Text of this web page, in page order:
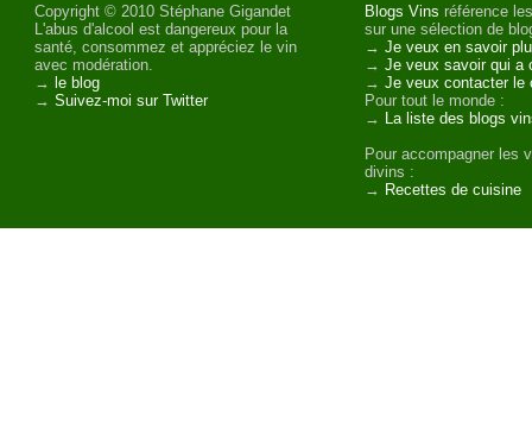
Copyright © 2010 Stéphane Gigandet
L'abus d'alcool est dangereux pour la
santé, consommez et appréciez le vin
avec modération.
→ le blog
→Suivez-moi sur Twitter
Blogs Vins référence
sur une sélection de
→Je veux en savoir
→Je veux savoir qui a
→Je veux contacter le
Pour tout le monde :
→
La liste des blogs
Pour accompagner les
divins :
→ Recettes de cuisine